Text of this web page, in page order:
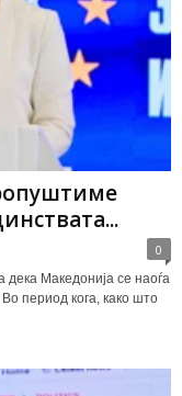
0
дека Македонија се наоѓа
период кога, како што